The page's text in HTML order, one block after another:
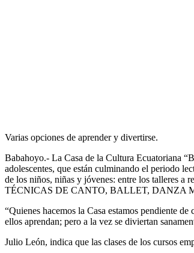
Varias opciones de aprender y divertirse.
Babahoyo.- La Casa de la Cultura Ecuatoriana
adolescentes, que están culminando el periodo
de los niños, niñas y jóvenes: entre los
TÉCNICAS DE CANTO, BALLET, DANZA
“Quienes hacemos la Casa estamos pendiente
ellos aprendan; pero a la vez se diviertan
Julio León, indica que las clases de los cursos